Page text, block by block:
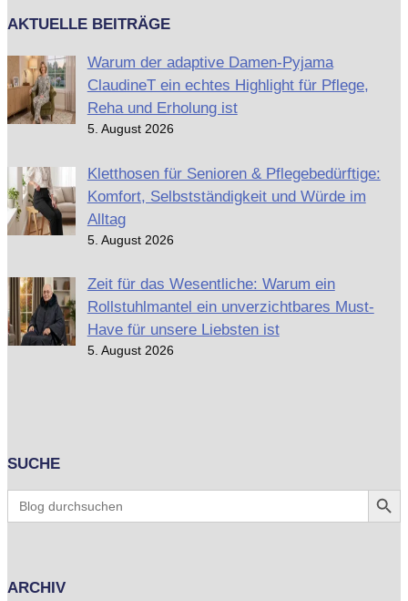
AKTUELLE BEITRÄGE
Warum der adaptive Damen-Pyjama
ClaudineT ein echtes Highlight für Pflege,
Reha und Erholung ist
5. August 2026
Kletthosen für Senioren & Pflegebedürftige:
Komfort, Selbstständigkeit und Würde im
Alltag
5. August 2026
Zeit für das Wesentliche: Warum ein
Rollstuhlmantel ein unverzichtbares Must-
Have für unsere Liebsten ist
5. August 2026
SUCHE
for:
Search
ARCHIV